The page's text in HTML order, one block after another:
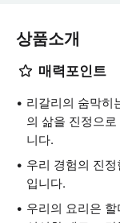
상품소개
매력포인트
리갈리의 숨막히
의 삶을 진정으
니다.
우리 경험의 진
입니다.
우리의 요리은